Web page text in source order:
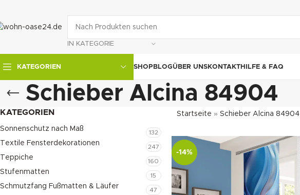
IN KATEGORIE
KATEGORIEN SHOPBLOGÜBER UNSKONTAKTHILFE & FAQ
Schieber Alcina 84904
KATEGORIEN
Sonnenschutz nach Maß 132
Textile Fensterdekorationen 247
Teppiche 160
Stufenmatten 15
Schmutzfang Fußmatten & Läufer 47
Startseite » Schieber Alcina 84904
-14%